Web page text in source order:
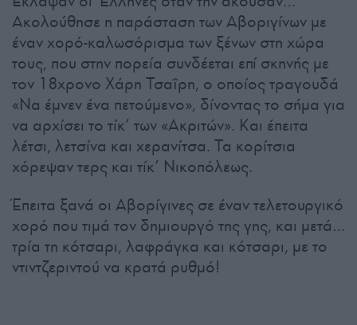
Ακολούθησε η παράσταση των Αβοριγίνων με
έναν χορό-καλωσόρισμα των ξένων στη χώρα
τους, που στην πορεία συνδέεται επί σκηνής με
τον 18χρονο Χάρη Τσαΐρη, ο οποίος τραγουδά
«Να έμνεν ένα πετούμενο», δίνοντας το σήμα για
να αρχίσει το τίκ’ των «Ακριτών». Και έπειτα
λέτσι, λετσίνα και χερανίτσα. Τα κορίτσια
χόρεψαν τερς και τίκ’ Νικοπόλεως.
Έπειτα ξανά οι Αβορίγινες σε έναν τελετουργικό
χορό που τιμά τον δημιουργό της γης, και μετά…
τρία τη κότσαρι, λαφράγκα και κότσαρι, με το
ντιντζεριντού να κρατά ρυθμό!